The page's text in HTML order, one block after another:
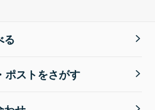
る
ポストをさがす